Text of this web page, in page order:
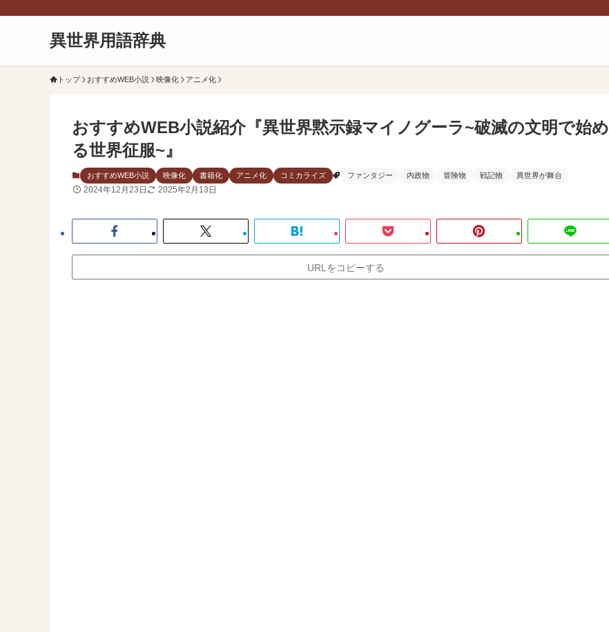
異世界用語辞典
トップ おすすめWEB小説 映像化 アニメ化
おすすめWEB小説紹介『異世界黙示録マイノグーラ~破滅の文明で始め
る世界征服~』
おすすめWEB小説 映像化 書籍化 アニメ化 コミカライズ ファンタジー 内政物 冒険物 戦記物 異世界が舞台
2024年12月23日 2025年2月13日
URLをコピーする